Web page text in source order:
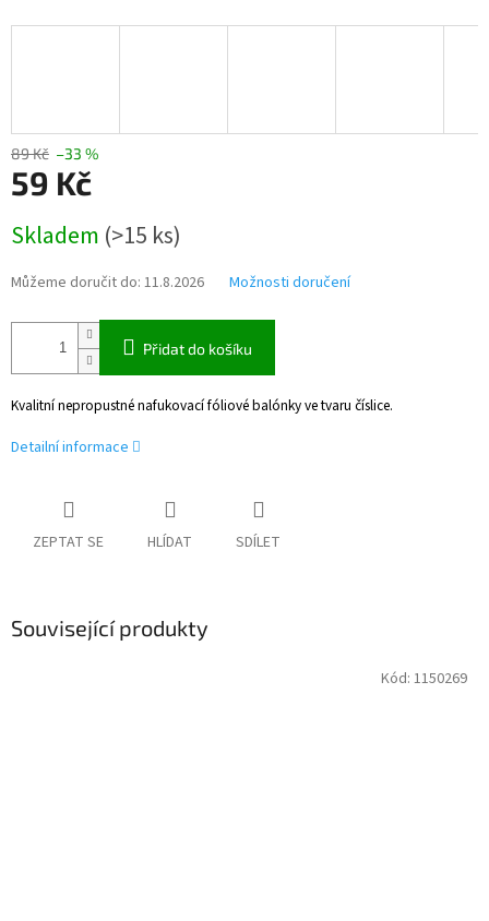
89 Kč –33 %
59 Kč
cena:
Skladem (>15 ks)
Můžeme doručit do: 11.8.2026 Možnosti doručení
Přidat do košíku
Kvalitní nepropustné nafukovací fóliové balónky ve tvaru číslice.
Detailní informace
ZEPTAT SE HLÍDAT SDÍLET
Související produkty
Kód: 1150269